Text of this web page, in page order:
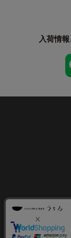
入荷情